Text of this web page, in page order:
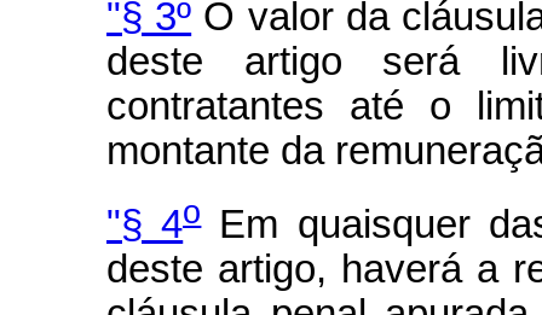
"§ 3º O valor da
deste artigo será
contratantes até o
montante da
"§ 4oEm quaisquer
deste artigo, haverá a